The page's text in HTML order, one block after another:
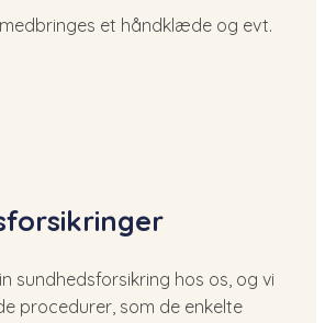
et håndklæde og evt.
sundhedsforsikring hos os, og vi
procedurer, som de enkelte